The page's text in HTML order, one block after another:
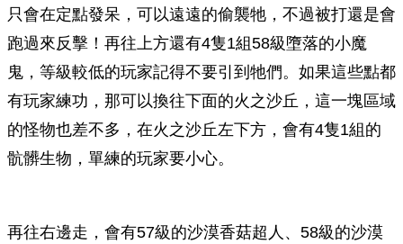
只會在定點發呆，可以遠遠的偷襲牠，不過被打還是會
跑過來反擊！再往上方還有4隻1組58級墮落的小魔
鬼，等級較低的玩家記得不要引到牠們。如果這些點都
有玩家練功，那可以換往下面的火之沙丘，這一塊區域
的怪物也差不多，在火之沙丘左下方，會有4隻1組的
骯髒生物，單練的玩家要小心。
再往右邊走，會有57級的沙漠香菇超人、58級的沙漠